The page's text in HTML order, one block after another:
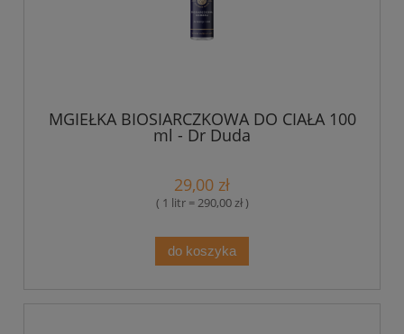
MGIEŁKA BIOSIARCZKOWA DO CIAŁA 100
ml - Dr Duda
29,00 zł
( 1 litr = 290,00 zł )
do koszyka